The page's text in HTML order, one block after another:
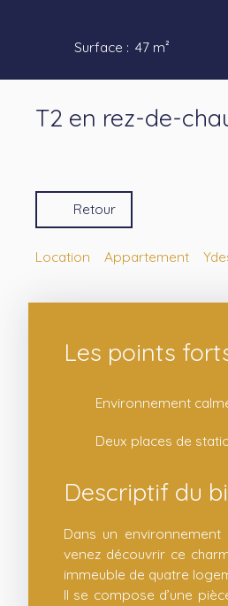
Surface : 47 m²
T2 en rez-de-
Retour
Location Appartement
Les points
Environnement
Deux places de
Descriptif du
Dans un
venez découvrir ce
immeuble de quatre
Il se compose d’une